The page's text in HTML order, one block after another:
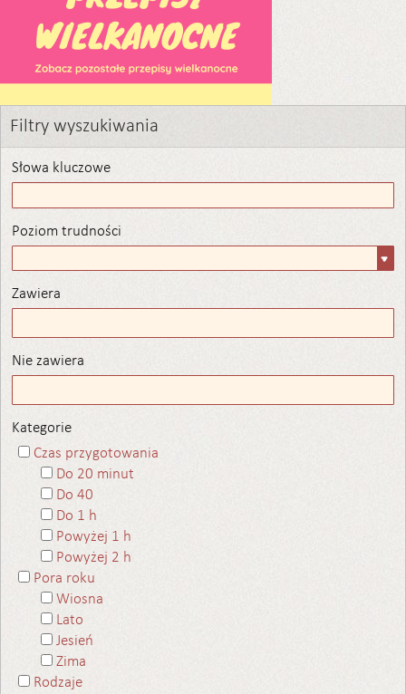
Filtry wyszukiwania
Słowa kluczowe
Poziom trudności
trudności
Zawiera
Nie zawiera
Kategorie
Czas przygotowania
Do 20 minut
Do 40
Do 1 h
Powyżej 1 h
Powyżej 2 h
Pora roku
Wiosna
Lato
Jesień
Zima
Rodzaje